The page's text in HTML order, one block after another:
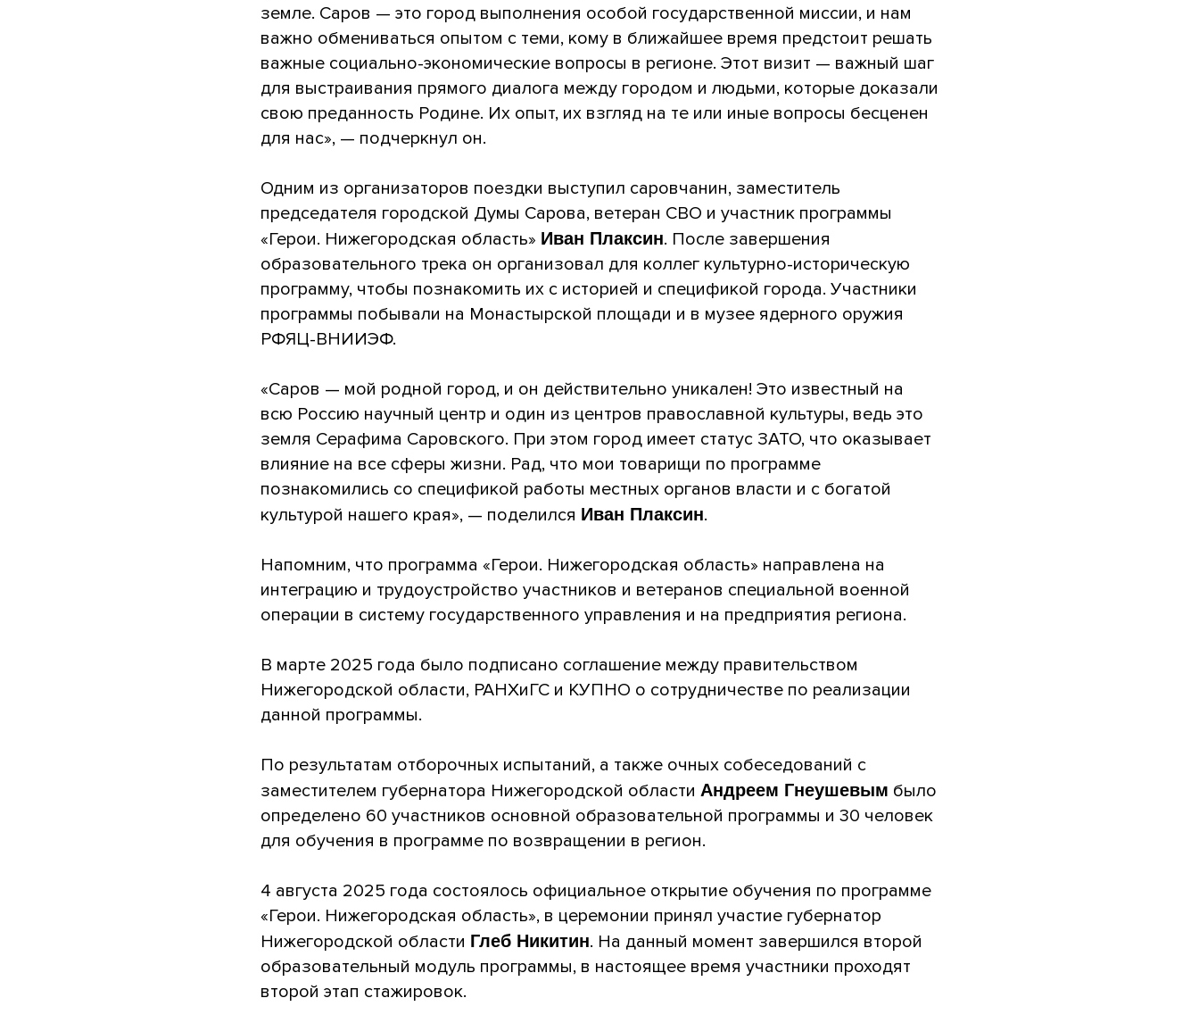
земле. Саров — это город выполнения особой государственной миссии, и нам
важно обмениваться опытом с теми, кому в ближайшее время предстоит решать
важные социально-экономические вопросы в регионе. Этот визит — важный шаг
для выстраивания прямого диалога между городом и людьми, которые доказали
свою преданность Родине. Их опыт, их взгляд на те или иные вопросы бесценен
для нас», — подчеркнул он.
Одним из организаторов поездки выступил саровчанин, заместитель
председателя городской Думы Сарова, ветеран СВО и участник программы
«Герои. Нижегородская область» Иван Плаксин. После завершения
образовательного трека он организовал для коллег культурно-историческую
программу, чтобы познакомить их с историей и спецификой города. Участники
программы побывали на Монастырской площади и в музее ядерного оружия
РФЯЦ-ВНИИЭФ.
«Саров — мой родной город, и он действительно уникален! Это известный на
всю Россию научный центр и один из центров православной культуры, ведь это
земля Серафима Саровского. При этом город имеет статус ЗАТО, что оказывает
влияние на все сферы жизни. Рад, что мои товарищи по программе
познакомились со спецификой работы местных органов власти и с богатой
культурой нашего края», — поделился Иван Плаксин.
Напомним, что программа «Герои. Нижегородская область» направлена на
интеграцию и трудоустройство участников и ветеранов специальной военной
операции в систему государственного управления и на предприятия региона.
В марте 2025 года было подписано соглашение между правительством
Нижегородской области, РАНХиГС и КУПНО о сотрудничестве по реализации
данной программы.
По результатам отборочных испытаний, а также очных собеседований с
заместителем губернатора Нижегородской области Андреем Гнеушевым было
определено 60 участников основной образовательной программы и 30 человек
для обучения в программе по возвращении в регион.
4 августа 2025 года состоялось официальное открытие обучения по программе
«Герои. Нижегородская область», в церемонии принял участие губернатор
Нижегородской области Глеб Никитин. На данный момент завершился второй
образовательный модуль программы, в настоящее время участники проходят
второй этап стажировок.